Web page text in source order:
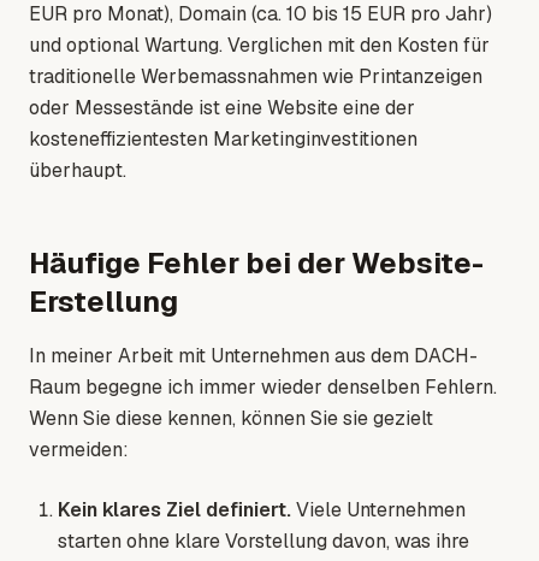
EUR pro Monat), Domain (ca. 10 bis 15 EUR pro Jahr)
und optional Wartung. Verglichen mit den Kosten für
traditionelle Werbemassnahmen wie Printanzeigen
oder Messestände ist eine Website eine der
kosteneffizientesten Marketinginvestitionen
überhaupt.
Häufige Fehler bei der Website-
Erstellung
In meiner Arbeit mit Unternehmen aus dem DACH-
Raum begegne ich immer wieder denselben Fehlern.
Wenn Sie diese kennen, können Sie sie gezielt
vermeiden:
Kein klares Ziel definiert.Viele Unternehmen
starten ohne klare Vorstellung davon, was ihre